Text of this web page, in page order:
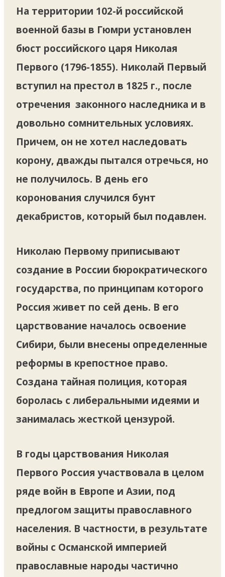
На территории 102-й российской
военной базы в Гюмри установлен
бюст российского царя Николая
Первого (1796-1855). Николай Первый
вступил на престол в 1825 г., после
отречения законного наследника и в
довольно сомнительных условиях.
Причем, он не хотел наследовать
корону, дважды пытался отречься, но
не получилось. В день его
коронования случился бунт
декабристов, который был подавлен.
Николаю Первому приписывают
создание в России бюрократического
государства, по принципам которого
Россия живет по сей день. В его
царствование началось освоение
Сибири, были внесены определенные
реформы в крепостное право.
Создана тайная полиция, которая
боролась с либеральными идеями и
занималась жесткой цензурой.
В годы царствования Николая
Первого Россия участвовала в целом
ряде войн в Европе и Азии, под
предлогом защиты православного
населения. В частности, в результате
войны с Османской империей
православные народы частично